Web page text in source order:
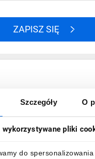
Szczegóły O
wykorzystywane pliki
do spersonalizowania
ZAPISZ SIĘ